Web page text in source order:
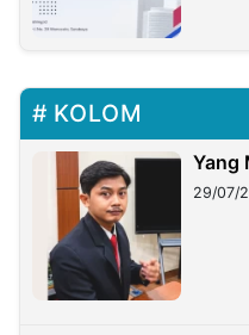
KOLOM
Yang
29/07/